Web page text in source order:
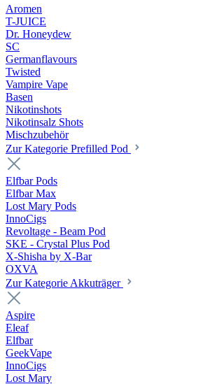
Aromen
T-JUICE
Dr. Honeydew
SC
Germanflavours
Twisted
Vampire Vape
Basen
Nikotinshots
Nikotinsalz Shots
Mischzubehör
Zur Kategorie Prefilled Pod
Elfbar Pods
Elfbar Max
Lost Mary Pods
InnoCigs
Revoltage - Beam Pod
SKE - Crystal Plus Pod
X-Shisha by X-Bar
OXVA
Zur Kategorie Akkuträger
Aspire
Eleaf
Elfbar
GeekVape
InnoCigs
Lost Mary